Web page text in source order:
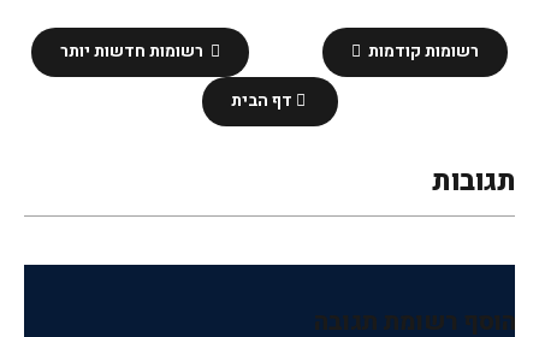
רשומות חדשות יותר רשומות קודמות
דף הבית
תגובות
הוסף רשומת תגובה